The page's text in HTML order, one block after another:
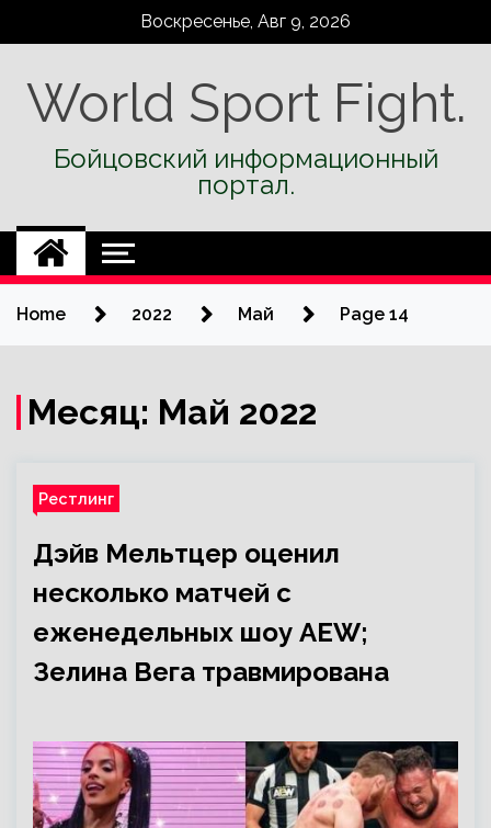
Воскресенье, Авг 9, 2026
World Sport Fight.
Бойцовский информационный
портал.
Home 2022 Май Page 14
Месяц: Май 2022
Рестлинг
Дэйв Мельтцер оценил
несколько матчей с
еженедельных шоу AEW;
Зелина Вега травмирована